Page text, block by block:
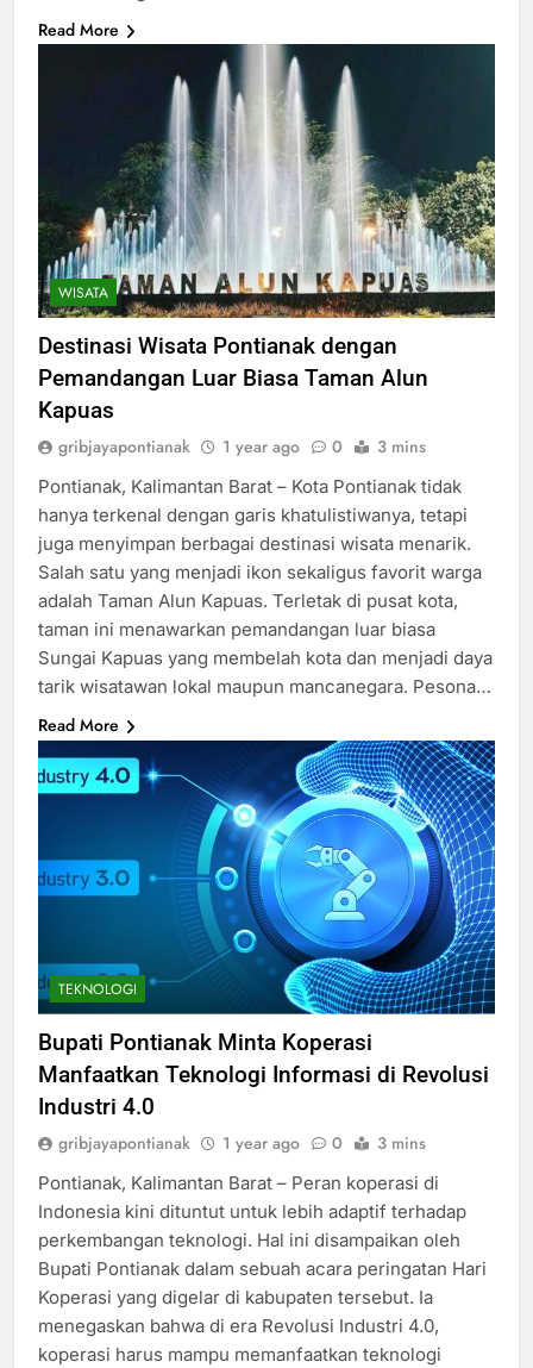
Read More
WISATA
Destinasi Wisata Pontianak dengan
Pemandangan Luar Biasa Taman Alun
Kapuas
gribjayapontianak 1 year ago 0 3 mins
Pontianak, Kalimantan Barat – Kota Pontianak tidak
hanya terkenal dengan garis khatulistiwanya, tetapi
juga menyimpan berbagai destinasi wisata menarik.
Salah satu yang menjadi ikon sekaligus favorit warga
adalah Taman Alun Kapuas. Terletak di pusat kota,
taman ini menawarkan pemandangan luar biasa
Sungai Kapuas yang membelah kota dan menjadi daya
tarik wisatawan lokal maupun mancanegara. Pesona…
Read More
TEKNOLOGI
Bupati Pontianak Minta Koperasi
Manfaatkan Teknologi Informasi di Revolusi
Industri 4.0
gribjayapontianak 1 year ago 0 3 mins
Pontianak, Kalimantan Barat – Peran koperasi di
Indonesia kini dituntut untuk lebih adaptif terhadap
perkembangan teknologi. Hal ini disampaikan oleh
Bupati Pontianak dalam sebuah acara peringatan Hari
Koperasi yang digelar di kabupaten tersebut. Ia
menegaskan bahwa di era Revolusi Industri 4.0,
koperasi harus mampu memanfaatkan teknologi